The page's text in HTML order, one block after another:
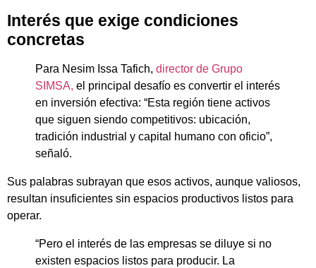
Interés que exige condiciones
concretas
Para Nesim Issa Tafich, director de Grupo
SIMSA, el principal desafío es convertir el interés
en inversión efectiva: “Esta región tiene activos
que siguen siendo competitivos: ubicación,
tradición industrial y capital humano con oficio”,
señaló.
Sus palabras subrayan que esos activos, aunque valiosos,
resultan insuficientes sin espacios productivos listos para
operar.
“Pero el interés de las empresas se diluye si no
existen espacios listos para producir. La